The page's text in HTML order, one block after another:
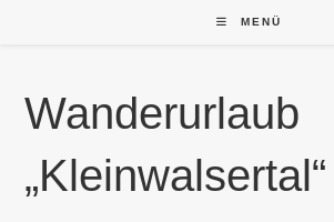
MENÜ
Wanderurlaub